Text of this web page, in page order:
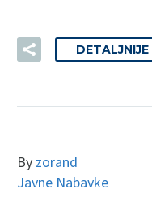
DETALJNIJE
By zorand
Javne Nabavke